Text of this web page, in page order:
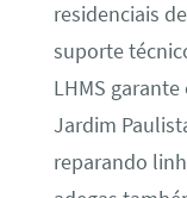
residenciais
suporte
LHMS
Jardim
reparando